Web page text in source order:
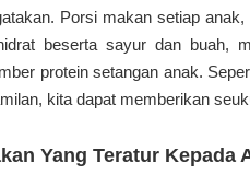
Porsi makan setiap
beserta sayur dan buah,
protein setangan anak.
kita dapat memberikan
Yang Teratur Kepada